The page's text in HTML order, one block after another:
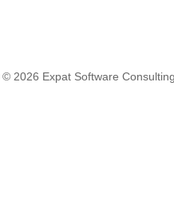
© 2026 Expat Software